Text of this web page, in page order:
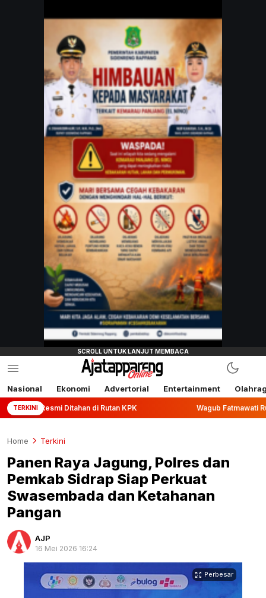
Nasional Ekonomi Advertorial Entertainment
TERKINI
di Rutan KPK Wagub Fatmawati Rusdi Lepas
Home Terkini
Panen Raya Jagung, Polres dan
Pemkab Sidrap Siap Perkuat
Swasembada dan Ketahanan
Pangan
AJP
16 Mei 2026 16:24
Perbesar